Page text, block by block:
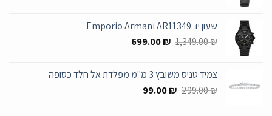
1,399.00 ₪.
545.00 ₪.
שעון יד Emporio Armani AR11349
1,349.00₪
המחיר
1,349.00 ₪.
699.00₪
המחיר
699.00 ₪.
צמיד טניס משובץ 3 מ"מ מפלדת אל חלד כסופה
299.00₪
המחיר
99.00₪
המחיר